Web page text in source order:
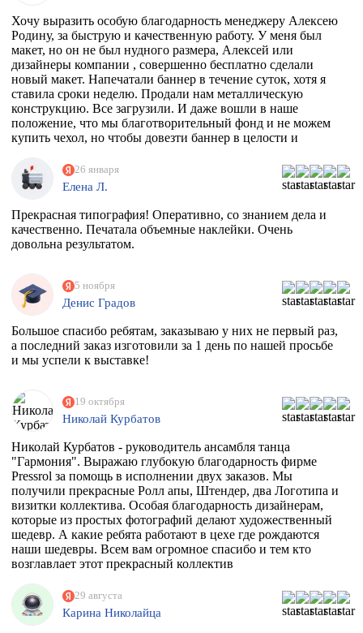
Хочу выразить особую благодарность менеджеру Алексею
Родину, за быструю и качественную работу. У меня был
макет, но он не был нудного размера, Алексей или
дизайнеры компании , совершенно бесплатно сделали
новый макет. Напечатали баннер в течение суток, хотя я
ставила сроки неделю. Продали нам металлическую
конструкцию. Все загрузили. И даже вошли в наше
положение, что мы благотворительный фонд и не можем
купить чехол, но чтобы довезти баннер в целости и
Огромное спасибо вам. Скоро будем новый баннер
печатать, обязательно обратимся к вам
26 января
Елена Л.
Прекрасная типография! Оперативно, со знанием дела и
качественно. Печатала объемные наклейки. Очень
довольна результатом.
5 ноября
Денис Градов
Большое спасибо ребятам, заказываю у них не первый раз,
а последний заказ изготовили за 1 день по нашей просьбе
и мы успели к выставке!
19 октября
Николай Курбатов
Николай Курбатов - руководитель ансамбля танца
"Гармония". Выражаю глубокую благодарность фирме
Pressrol за помощь в исполнении двух заказов. Мы
получили прекрасные Ролл апы, Штендер, два Логотипа и
визитки коллектива. Особая благодарность дизайнерам,
которые из простых фотографий делают художественный
шедевр. А какие ребята работают в цехе где рождаются
наши шедевры. Всем вам огромное спасибо и тем кто
возглавлает этот прекрасный коллектив
обращаться за помощью.
29 августа
Карина Николайца